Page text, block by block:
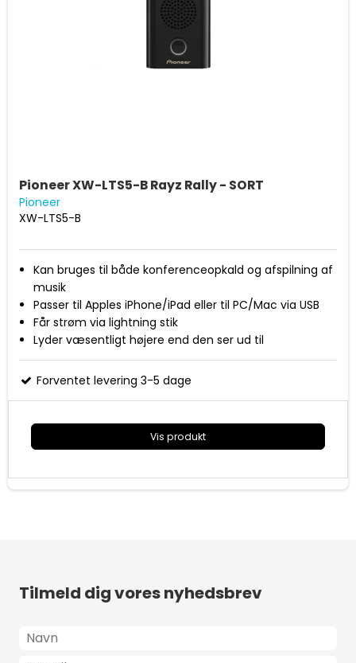
Pioneer XW-LTS5-B Rayz Rally - SORT
Pioneer
XW-LTS5-B
Kan bruges til både konferenceopkald og afspilning af
musik
Passer til Apples iPhone/iPad eller til PC/Mac via USB
Får strøm via lightning stik
Lyder væsentligt højere end den ser ud til
Let transport - passer lige i lommen
Transportpose medfølger
Kan styres via app
Forventet levering 3-5 dage
Vis produkt
Tilmeld dig vores nyhedsbrev